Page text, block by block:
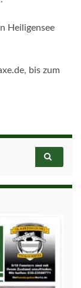
Heiligensee
, bis zum